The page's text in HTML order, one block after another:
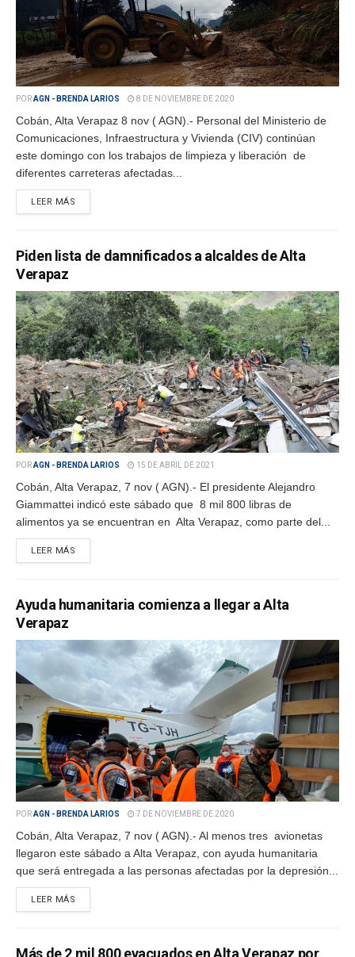
PORAGN - BRENDA LARIOS 8 DE NOVIEMBRE DE 2020
Cobán, Alta Verapaz 8 nov ( AGN).- Personal del Ministerio de
Comunicaciones, Infraestructura y Vivienda (CIV) continúan
este domingo con los trabajos de limpieza y liberación de
diferentes carreteras afectadas...
LEER MÁS
Piden lista de damnificados a alcaldes de Alta
Verapaz
PORAGN - BRENDA LARIOS 15 DE ABRIL DE 2021
Cobán, Alta Verapaz, 7 nov ( AGN).- El presidente Alejandro
Giammattei indicó este sábado que 8 mil 800 libras de
alimentos ya se encuentran en Alta Verapaz, como parte del...
LEER MÁS
Ayuda humanitaria comienza a llegar a Alta
Verapaz
PORAGN - BRENDA LARIOS 7 DE NOVIEMBRE DE 2020
Cobán, Alta Verapaz, 7 nov ( AGN).- Al menos tres avionetas
llegaron este sábado a Alta Verapaz, con ayuda humanitaria
que será entregada a las personas afectadas por la depresión...
LEER MÁS
Más de 2 mil 800 evacuados en Alta Verapaz por